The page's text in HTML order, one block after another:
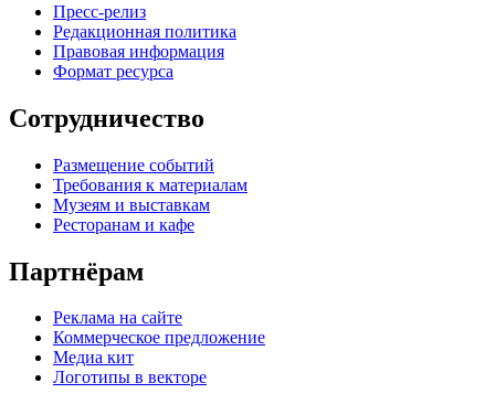
Пресс-релиз
Редакционная политика
Правовая информация
Формат ресурса
Сотрудничество
Размещение событий
Требования к материалам
Музеям и выставкам
Ресторанам и кафе
Партнёрам
Реклама на сайте
Коммерческое предложение
Медиа кит
Логотипы в векторе